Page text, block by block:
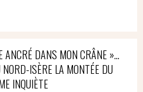
ANCRÉ DANS MON CRÂNE »…
ISÈRE LA MONTÉE DU
INQUIÈTE